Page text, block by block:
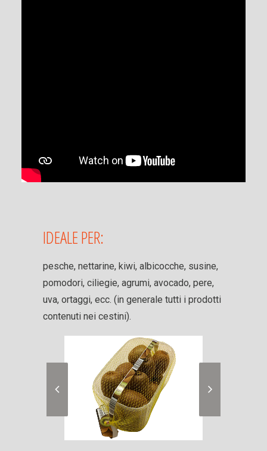
IDEALE PER:
pesche, nettarine, kiwi, albicocche, susine,
pomodori, ciliegie, agrumi, avocado, pere,
uva, ortaggi, ecc. (in generale tutti i prodotti
contenuti nei cestini).